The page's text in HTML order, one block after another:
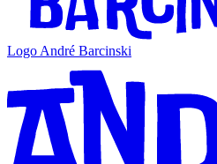
Logo André Barcinski